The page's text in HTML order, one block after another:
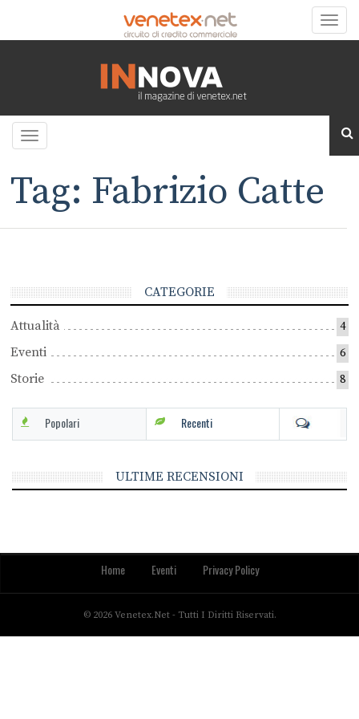
Toggle
Toggle
Tag: Fabrizio Catte
CATEGORIE
Attualità 4
Eventi 6
Storie 8
Popolari Recenti
ULTIME RECENSIONI
Home Eventi Privacy Policy
© 2026 Venetex.net - Tutti I Diritti Riservati.